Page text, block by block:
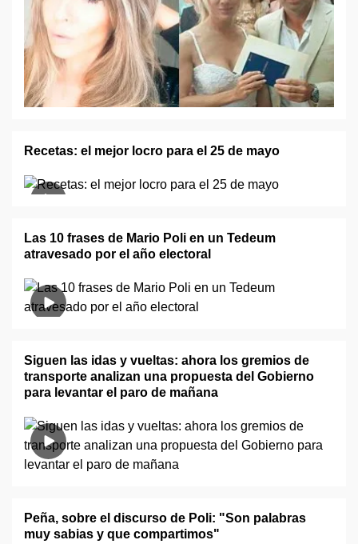
Recetas: el mejor locro para el 25 de mayo
Las 10 frases de Mario Poli en un Tedeum
atravesado por el año electoral
Siguen las idas y vueltas: ahora los gremios de
transporte analizan una propuesta del Gobierno
para levantar el paro de mañana
Peña, sobre el discurso de Poli: "Son palabras
muy sabias y que compartimos"